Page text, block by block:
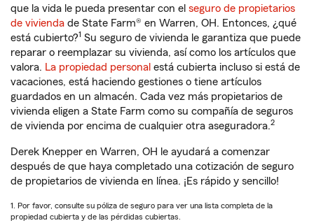
que la vida le pueda presentar con el seguro de propietarios
de vivienda de State Farm® en Warren, OH. Entonces, ¿qué
está cubierto?1 Su seguro de vivienda le garantiza que puede
reparar o reemplazar su vivienda, así como los artículos que
valora. La propiedad personal está cubierta incluso si está de
vacaciones, está haciendo gestiones o tiene artículos
guardados en un almacén. Cada vez más propietarios de
vivienda eligen a State Farm como su compañía de seguros
de vivienda por encima de cualquier otra aseguradora.2
Derek Knepper en Warren, OH le ayudará a comenzar
después de que haya completado una cotización de seguro
de propietarios de vivienda en línea. ¡Es rápido y sencillo!
1. Por favor, consulte su póliza de seguro para ver una lista completa de la
propiedad cubierta y de las pérdidas cubiertas.